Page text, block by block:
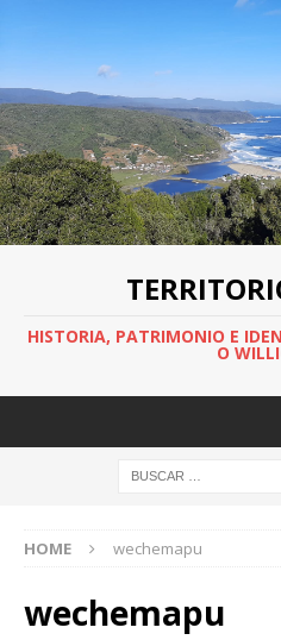
HISTORIA, PATRIMONIO E
O
HOME wechemapu
wechemapu